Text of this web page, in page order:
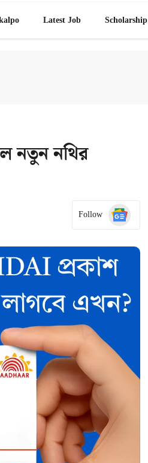
Latest Job​ Scholarship
নতুন নথির
Follow